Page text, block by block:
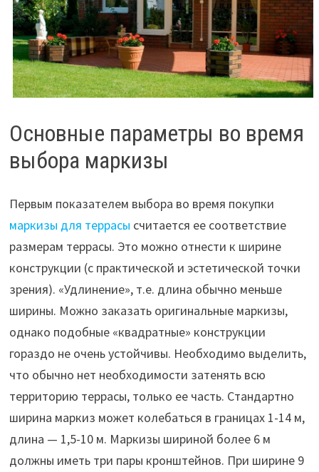
Основные параметры во время
выбора маркизы
Первым показателем выбора во время покупки
маркизы для террасы считается ее соответствие
размерам террасы. Это можно отнести к ширине
конструкции (с практической и эстетической точки
зрения). «Удлинение», т.е. длина обычно меньше
ширины. Можно заказать оригинальные маркизы,
однако подобные «квадратные» конструкции
гораздо не очень устойчивы. Необходимо выделить,
что обычно нет необходимости затенять всю
территорию террасы, только ее часть. Стандартно
ширина маркиз может колебаться в границах 1-14 м,
длина — 1,5-10 м. Маркизы шириной более 6 м
должны иметь три пары кронштейнов. При ширине 9